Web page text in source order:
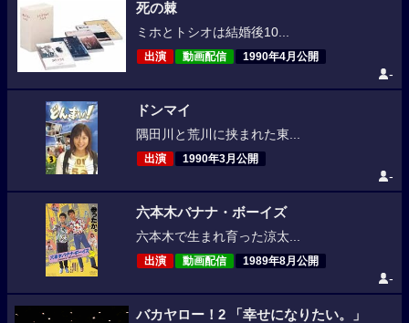
死の棘
ミホとトシオは結婚後10...
出演 動画配信 1990年4月公開
-
ドンマイ
隅田川と荒川に挟まれた東...
出演 1990年3月公開
-
六本木バナナ・ボーイズ
六本木で生まれ育った涼太...
出演 動画配信 1989年8月公開
-
バカヤロー！2 「幸せになりたい。」